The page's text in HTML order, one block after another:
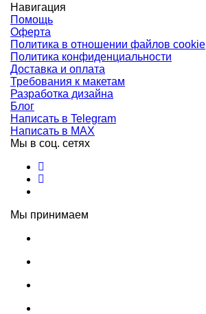
Навигация
Помощь
Оферта
Политика в отношении файлов cookie
Политика конфиденциальности
Доставка и оплата
Требования к макетам
Разработка дизайна
Блог
Написать в Telegram
Написать в MAX
Мы в соц. сетях
Мы принимаем